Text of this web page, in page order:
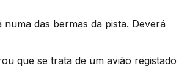
numa das bermas da pista. Deverá
que se trata de um avião registado